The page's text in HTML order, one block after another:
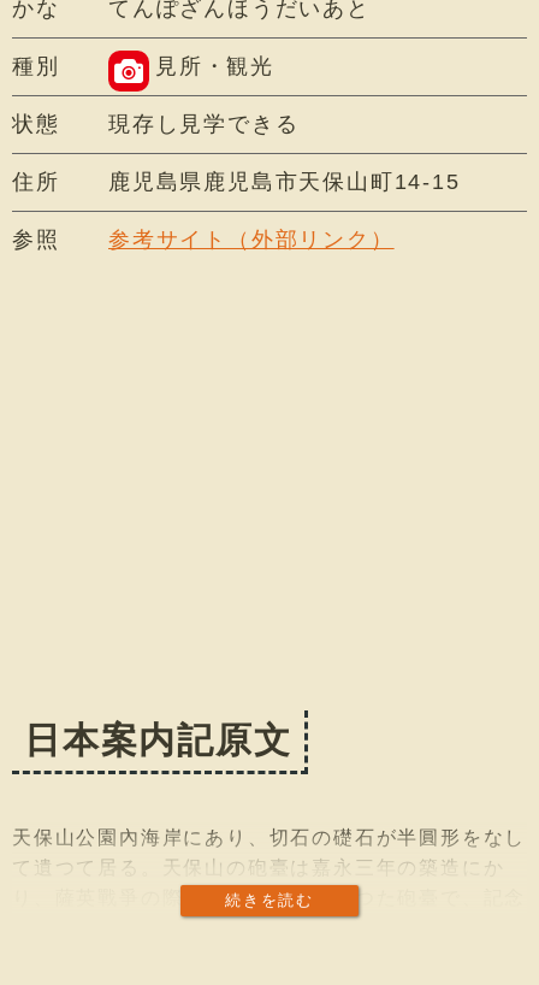
かな てんぽざんほうだいあと
種別 見所・観光
状態 現存し見学できる
住所 鹿児島県鹿児島市天保山町14-15
参照 参考サイト（外部リンク）
日本案内記原文
続きを読む
天保山公園內海岸にあり、切石の礎石が半圓形をなし
て遺つて居る。天保山の砲臺は嘉永三年の築造にかゝ
り、薩英戰爭の際に第一の火蓋を切つた砲臺で、記念